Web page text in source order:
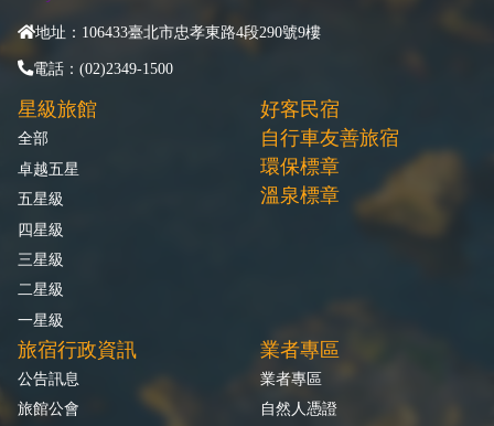
地址：106433臺北市忠孝東路4段290號9樓
電話：(02)2349-1500
星級旅館
全部
卓越五星
五星級
四星級
三星級
二星級
一星級
好客民宿
自行車友善旅宿
環保標章
溫泉標章
旅宿行政資訊
公告訊息
旅館公會
業者專區
業者專區
自然人憑證